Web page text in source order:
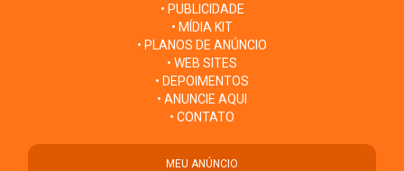
• PUBLICIDADE
• MÍDIA KIT
• PLANOS DE ANÚNCIO
• WEB SITES
• DEPOIMENTOS
• ANUNCIE AQUI
• CONTATO
MEU ANÚNCIO